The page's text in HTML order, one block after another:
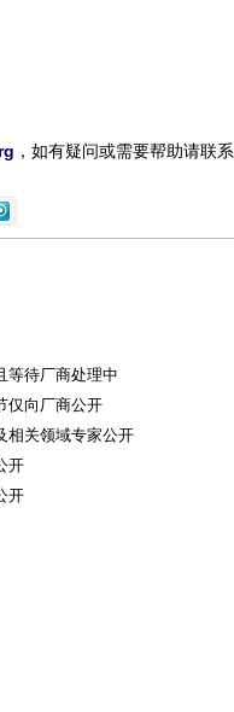
，如有疑问或需要帮助请联系
等待厂商处理中
仅向厂商公开
相关领域专家公开
开
开